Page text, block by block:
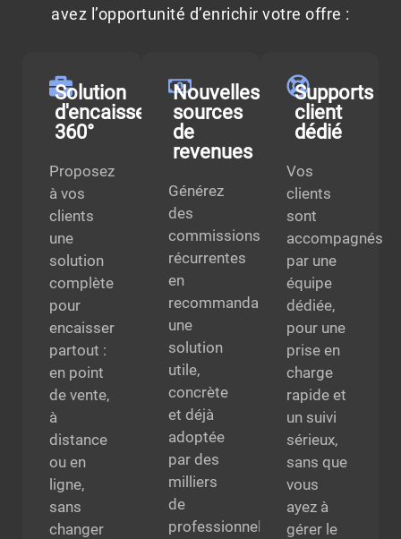
avez l’opportunité d’enrichir votre offre :
Solution
d'encaissement
360°
Proposez
à vos
clients
une
solution
complète
pour
encaisser
partout :
en point
de vente,
à
distance
ou en
ligne,
sans
changer
Nouvelles
sources
de
revenues
Générez
des
commissions
récurrentes
en
recommandant
une
solution
utile,
concrète
et déjà
adoptée
par des
milliers
de
professionnels.
Supports
client
dédié
Vos
clients
sont
accompagnés
par une
équipe
dédiée,
pour une
prise en
charge
rapide et
un suivi
sérieux,
sans que
vous
ayez à
gérer le